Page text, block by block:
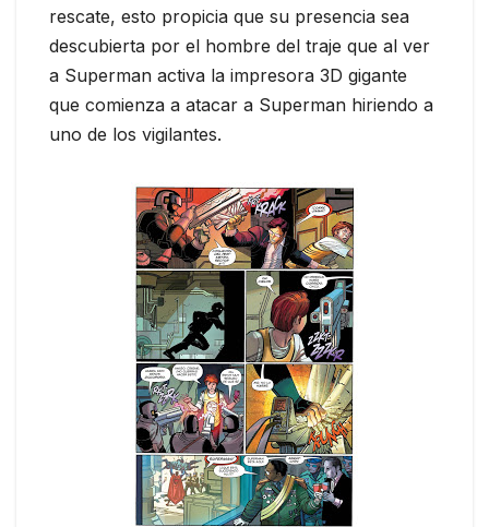
rescate, esto propicia que su presencia sea
descubierta por el hombre del traje que al ver
a Superman activa la impresora 3D gigante
que comienza a atacar a Superman hiriendo a
uno de los vigilantes.